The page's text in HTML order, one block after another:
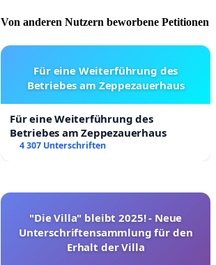
Von anderen Nutzern beworbene Petitionen
Für eine Weiterführung des
Betriebes am Zeppezauerhaus
Für eine Weiterführung des
Betriebes am Zeppezauerhaus
4 307 Unterschriften
"Die Villa" bleibt 2025! - Neue
Unterschriftensammlung für den
Erhalt der Villa